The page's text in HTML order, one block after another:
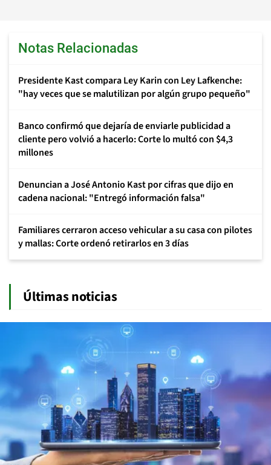
Notas Relacionadas
Presidente Kast compara Ley Karin con Ley Lafkenche:
"hay veces que se malutilizan por algún grupo pequeño"
Banco confirmó que dejaría de enviarle publicidad a
cliente pero volvió a hacerlo: Corte lo multó con $4,3
millones
Denuncian a José Antonio Kast por cifras que dijo en
cadena nacional: "Entregó información falsa"
Familiares cerraron acceso vehicular a su casa con pilotes
y mallas: Corte ordenó retirarlos en 3 días
Últimas noticias